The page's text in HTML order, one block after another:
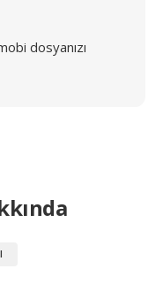
dosyanızı